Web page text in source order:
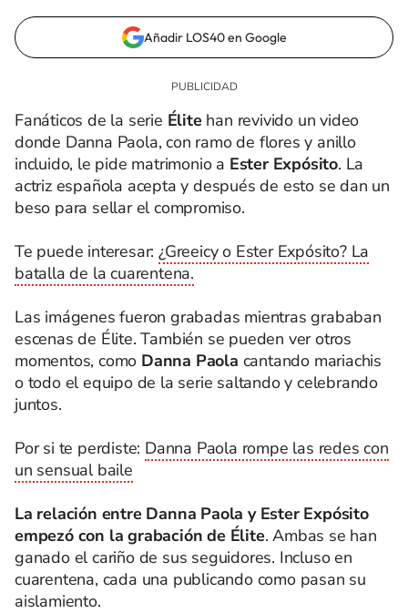
Añadir LOS40 en Google
Fanáticos de la serie Élitehan revivido un video
donde Danna Paola, con ramo de flores y anillo
incluido, le pide matrimonio a Ester Expósito. La
actriz española acepta y después de esto se dan un
beso para sellar el compromiso.
Te puede interesar:¿Greeicy o Ester Expósito? La
batalla de la cuarentena.
Las imágenes fueron grabadas mientras grababan
escenas de Élite. También se pueden ver otros
momentos, como Danna Paola cantando mariachis
o todo el equipo de la serie saltando y celebrando
juntos.
Por si te perdiste: Danna Paola rompe las redes con
un sensual baile
La relación entre Danna Paola y Ester Expósito
empezó con la grabación de Élite. Ambas se han
ganado el cariño de sus seguidores. Incluso en
cuarentena, cada una publicando como pasan su
aislamiento.